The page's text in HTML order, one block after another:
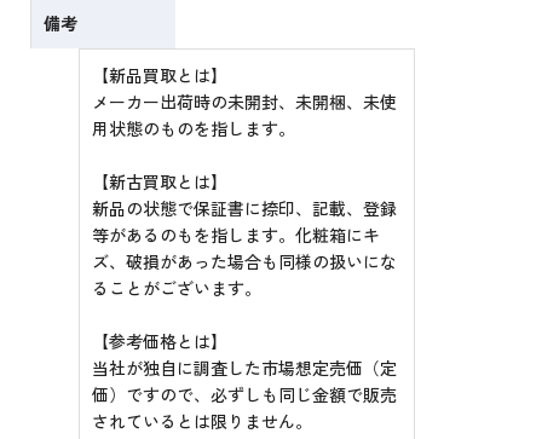
備考
【新品買取とは】
メーカー出荷時の未開封、未開梱、未使
用状態のものを指します。
【新古買取とは】
新品の状態で保証書に捺印、記載、登録
等があるのもを指します。化粧箱にキ
ズ、破損があった場合も同様の扱いにな
ることがございます。
【参考価格とは】
当社が独自に調査した市場想定売価（定
価）ですので、必ずしも同じ金額で販売
されているとは限りません。